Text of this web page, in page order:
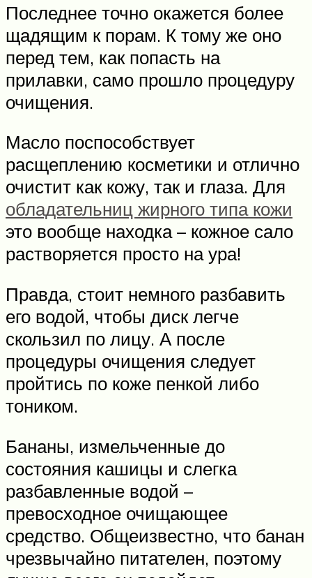
Последнее точно окажется более
щадящим к порам. К тому же оно
перед тем, как попасть на
прилавки, само прошло процедуру
очищения.
Масло поспособствует
расщеплению косметики и отлично
очистит как кожу, так и глаза. Для
обладательниц жирного типа кожи
это вообще находка – кожное сало
растворяется просто на ура!
Правда, стоит немного разбавить
его водой, чтобы диск легче
скользил по лицу. А после
процедуры очищения следует
пройтись по коже пенкой либо
тоником.
Бананы, измельченные до
состояния кашицы и слегка
разбавленные водой –
превосходное очищающее
средство. Общеизвестно, что банан
чрезвычайно питателен, поэтому